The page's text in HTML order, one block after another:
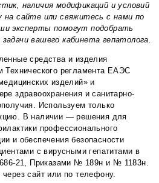
наличия модификаций и условий
на сайте или свяжитесь с нами по
эксперты помогут подобрать
вашего кабинета гепатолога.
средства и изделия
Технического регламента ЕАЭС
изделий» и
здравоохранения и санитарно-
Используем только
В наличии — решения для
профессионального
и обеспечения безопасности
с вирусными гепатитами в
21, Приказами № 189н и № 1183н.
сайт или по телефону.